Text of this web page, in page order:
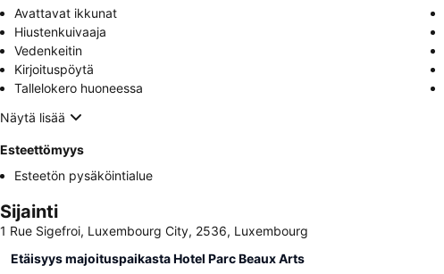
Avattavat ikkunat
Hiustenkuivaaja
Vedenkeitin
Kirjoituspöytä
Tallelokero huoneessa
Näytä lisää
Esteettömyys
Esteetön pysäköintialue
Sijainti
1 Rue Sigefroi, Luxembourg City, 2536, Luxembourg
Etäisyys majoituspaikasta Hotel Parc Beaux Arts